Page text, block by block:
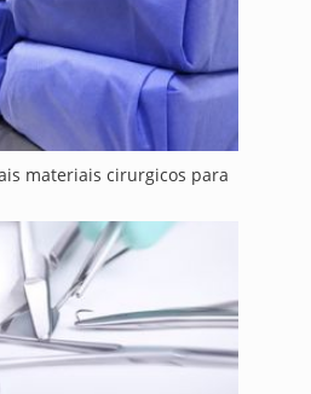
materiais cirurgicos para